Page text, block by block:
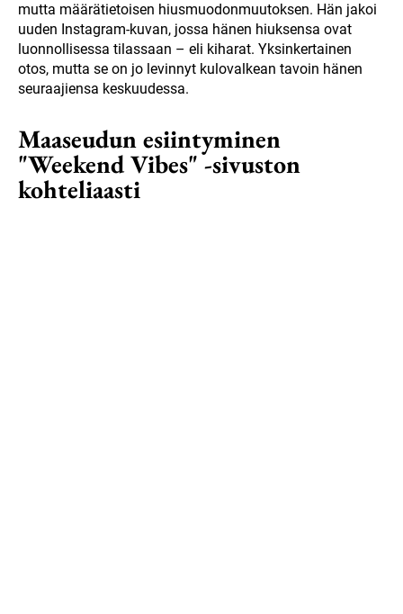
mutta määrätietoisen hiusmuodonmuutoksen. Hän jakoi
uuden Instagram-kuvan, jossa hänen hiuksensa ovat
luonnollisessa tilassaan – eli kiharat. Yksinkertainen
otos, mutta se on jo levinnyt kulovalkean tavoin hänen
seuraajiensa keskuudessa.
Maaseudun esiintyminen
"Weekend Vibes" -sivuston
kohteliaasti